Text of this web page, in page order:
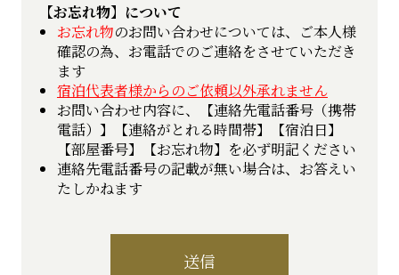
【お忘れ物】について
お忘れ物のお問い合わせについては、ご本人様
確認の為、お電話でのご連絡をさせていただき
ます
宿泊代表者様からのご依頼以外承れません
お問い合わせ内容に、【連絡先電話番号（携帯
電話）】【連絡がとれる時間帯】【宿泊日】
【部屋番号】【お忘れ物】を必ず明記ください
連絡先電話番号の記載が無い場合は、お答えい
たしかねます
送信